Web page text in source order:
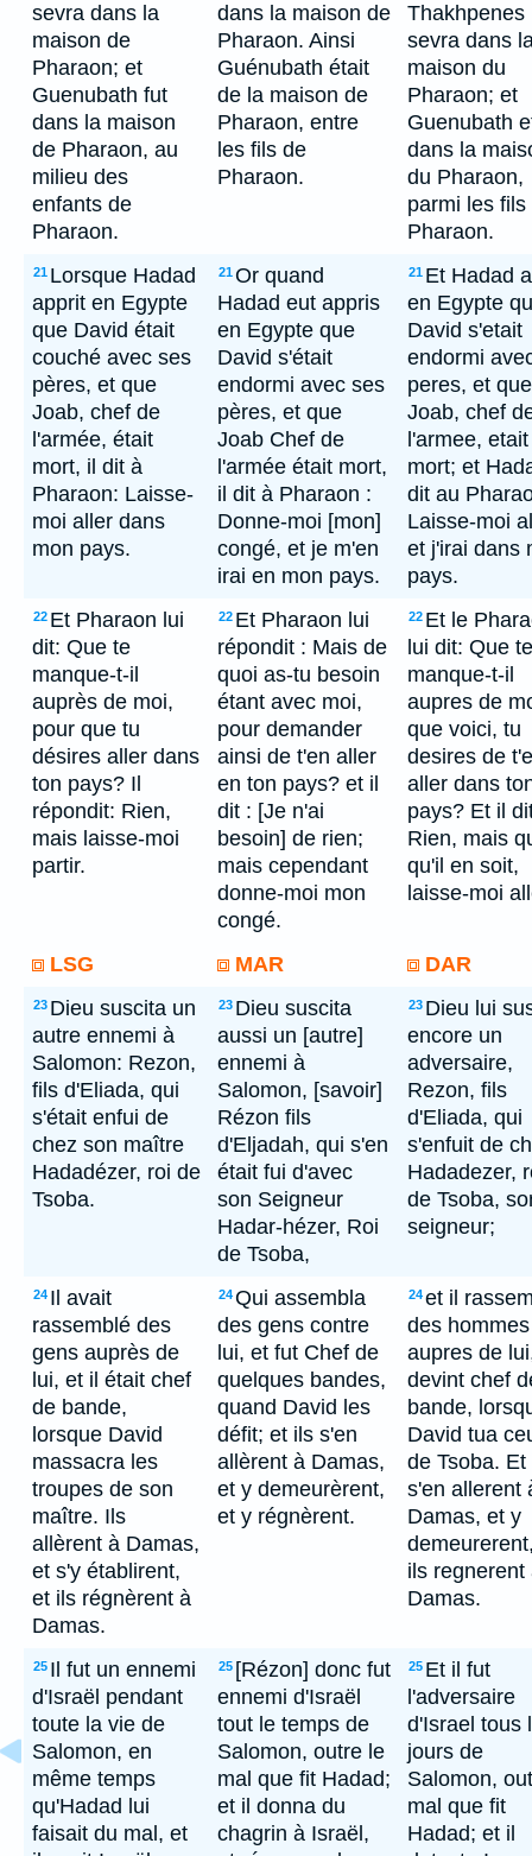
sevra dans la
maison de
Pharaon; et
Guenubath fut
dans la maison
de Pharaon, au
milieu des
enfants de
Pharaon.
dans la maison de
Pharaon. Ainsi
Guénubath était
de la maison de
Pharaon, entre
les fils de
Pharaon.
Thakhpenes
sevra dans
maison du
Pharaon; et
Guenubath
dans la
du Pharaon,
parmi les fils
Pharaon.
21 Lorsque Hadad
apprit en Egypte
que David était
couché avec ses
pères, et que
Joab, chef de
l'armée, était
mort, il dit à
Pharaon: Laisse-
moi aller dans
mon pays.
21Or quand
Hadad eut appris
en Egypte que
David s'était
endormi avec ses
pères, et que
Joab Chef de
l'armée était mort,
il dit à Pharaon :
Donne-moi [mon]
congé, et je m'en
irai en mon pays.
21 Et Hadad
en Egypte
David s'etait
endormi
peres, et que
Joab, chef
l'armee, etait
mort; et
dit au
Laisse-moi
et j'irai dans
pays.
22 Et Pharaon lui
dit: Que te
manque-t-il
auprès de moi,
pour que tu
désires aller dans
ton pays? Il
répondit: Rien,
mais laisse-moi
partir.
22 Et Pharaon lui
répondit : Mais de
quoi as-tu besoin
étant avec moi,
pour demander
ainsi de t'en aller
en ton pays? et il
dit : [Je n'ai
besoin] de rien;
mais cependant
donne-moi mon
congé.
22 Et le
lui dit: Que te
manque-t-il
aupres de
que voici, tu
desires de
aller dans
pays? Et il
Rien, mais
qu'il en soit,
laisse-moi
LSG MAR DAR
23 Dieu suscita un
autre ennemi à
Salomon: Rezon,
fils d'Eliada, qui
s'était enfui de
chez son maître
Hadadézer, roi de
Tsoba.
23 Dieu suscita
aussi un [autre]
ennemi à
Salomon, [savoir]
Rézon fils
d'Eljadah, qui s'en
était fui d'avec
son Seigneur
Hadar-hézer, Roi
de Tsoba,
23 Dieu lui
encore un
adversaire,
Rezon, fils
d'Eliada, qui
s'enfuit de
Hadadezer,
de Tsoba,
seigneur;
24 Il avait
rassemblé des
gens auprès de
lui, et il était chef
de bande,
lorsque David
massacra les
troupes de son
maître. Ils
allèrent à Damas,
et s'y établirent,
et ils régnèrent à
Damas.
24Qui assembla
des gens contre
lui, et fut Chef de
quelques bandes,
quand David les
défit; et ils s'en
allèrent à Damas,
et y demeurèrent,
et y régnèrent.
24et il
des hommes
aupres de
devint chef
bande,
David tua
de Tsoba. Et
s'en allerent
Damas, et y
ils regnerent
Damas.
25 Il fut un ennemi
d'Israël pendant
toute la vie de
Salomon, en
même temps
qu'Hadad lui
faisait du mal, et
25 [Rézon] donc fut
ennemi d'Israël
tout le temps de
Salomon, outre le
mal que fit Hadad;
et il donna du
chagrin à Israël,
25 Et il fut
l'adversaire
d'Israel tous
jours de
Salomon,
mal que fit
Hadad; et il